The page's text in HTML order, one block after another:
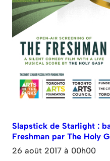
Slapstick de Starlight :
Freshman par The Holy
26 août 2017 à 00h00